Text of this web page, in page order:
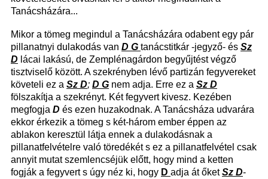
Tanácsházára...
Mikor a tömeg megindul a Tanácsházára odabent egy pár
pillanatnyi dulakodás van D G tanácstitkár -jegyző- és Sz
D lácai lakású, de Zemplénagárdon begyűjtést végző
tisztviselő között. A szekrényben lévő partizán fegyvereket
követeli ez a Sz D; D G nem adja. Erre ez a Sz D
fölszakítja a szekrényt. Két fegyvert kivesz. Kezében
megfogja D és ezen huzakodnak. A Tanácsháza udvarára
ekkor érkezik a tömeg s két-három ember éppen az
ablakon keresztül látja ennek a dulakodásnak a
pillanatfelvételre való töredékét s ez a pillanatfelvétel csak
annyit mutat szemlencséjük előtt, hogy mind a ketten
fogják a fegyvert s úgy néz ki, hogy D adja át őketSz D-